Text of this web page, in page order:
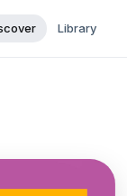
Library